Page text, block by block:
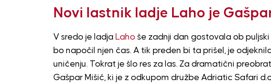
Novi lastnik ladje Laho je
V sredo je ladja Laho še zadnji dan gostovala ob
bo napočil njen čas. A tik preden bi ta prišel, je
uničenju. Tokrat je šlo res za las. Za dramatični
Gašpar Mišič, ki je z odkupom družbe Adriatic Safari